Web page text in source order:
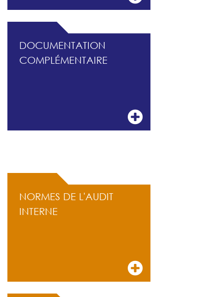
DOCUMENTATION
COMPLÉMENTAIRE
NORMES DE L'AUDIT
INTERNE